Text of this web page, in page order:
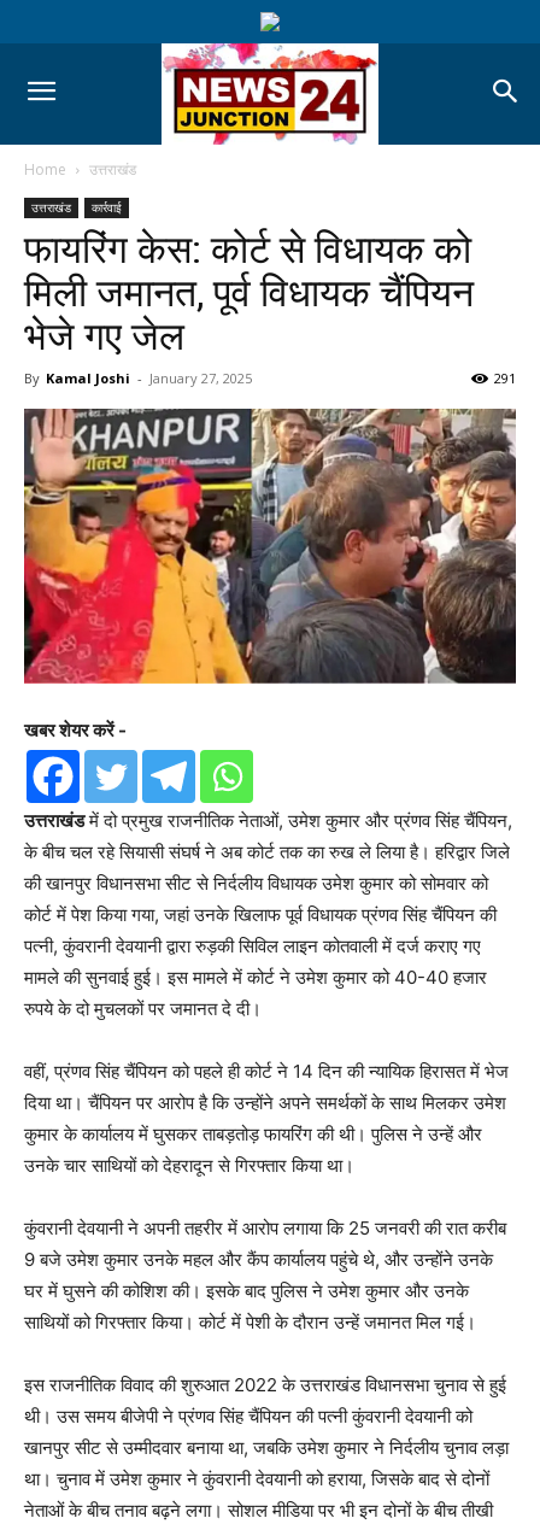
Home उत्तराखंड
उत्तराखंड कार्रवाई
फायरिंग केस: कोर्ट से विधायक को
मिली जमानत, पूर्व विधायक चैंपियन
भेजे गए जेल
By Kamal Joshi - January 27, 2025 291
खबर शेयर करें -
उत्तराखंडमें दो प्रमुख राजनीतिक नेताओं, उमेश कुमार और प्रंणव सिंह चैंपियन,
के बीच चल रहे सियासी संघर्ष ने अब कोर्ट तक का रुख ले लिया है। हरिद्वार जिले
की खानपुर विधानसभा सीट से निर्दलीय विधायक उमेश कुमार को सोमवार को
कोर्ट में पेश किया गया, जहां उनके खिलाफ पूर्व विधायक प्रंणव सिंह चैंपियन की
पत्नी, कुंवरानी देवयानी द्वारा रुड़की सिविल लाइन कोतवाली में दर्ज कराए गए
मामले की सुनवाई हुई। इस मामले में कोर्ट ने उमेश कुमार को 40-40 हजार
रुपये के दो मुचलकों पर जमानत दे दी।
वहीं, प्रंणव सिंह चैंपियन को पहले ही कोर्ट ने 14 दिन की न्यायिक हिरासत में भेज
दिया था। चैंपियन पर आरोप है कि उन्होंने अपने समर्थकों के साथ मिलकर उमेश
कुमार के कार्यालय में घुसकर ताबड़तोड़ फायरिंग की थी। पुलिस ने उन्हें और
उनके चार साथियों को देहरादून से गिरफ्तार किया था।
कुंवरानी देवयानी ने अपनी तहरीर में आरोप लगाया कि 25 जनवरी की रात करीब
9 बजे उमेश कुमार उनके महल और कैंप कार्यालय पहुंचे थे, और उन्होंने उनके
घर में घुसने की कोशिश की। इसके बाद पुलिस ने उमेश कुमार और उनके
साथियों को गिरफ्तार किया। कोर्ट में पेशी के दौरान उन्हें जमानत मिल गई।
इस राजनीतिक विवाद की शुरुआत 2022 के उत्तराखंड विधानसभा चुनाव से हुई
थी। उस समय बीजेपी ने प्रंणव सिंह चैंपियन की पत्नी कुंवरानी देवयानी को
खानपुर सीट से उम्मीदवार बनाया था, जबकि उमेश कुमार ने निर्दलीय चुनाव लड़ा
था। चुनाव में उमेश कुमार ने कुंवरानी देवयानी को हराया, जिसके बाद से दोनों
नेताओं के बीच तनाव बढ़ने लगा। सोशल मीडिया पर भी इन दोनों के बीच तीखी